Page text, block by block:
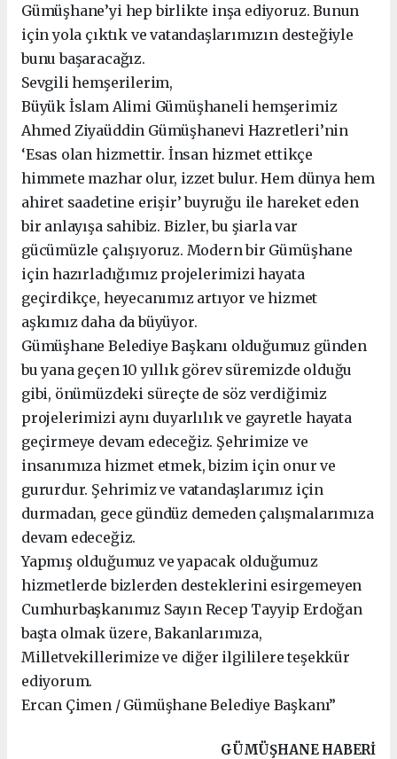
Gümüşhane’yi hep birlikte inşa ediyoruz. Bunun
için yola çıktık ve vatandaşlarımızın desteğiyle
bunu başaracağız.
Sevgili hemşerilerim,
Büyük İslam Alimi Gümüşhaneli hemşerimiz
Ahmed Ziyaüddin Gümüşhanevi Hazretleri’nin
‘Esas olan hizmettir. İnsan hizmet ettikçe
himmete mazhar olur, izzet bulur. Hem dünya hem
ahiret saadetine erişir’ buyruğu ile hareket eden
bir anlayışa sahibiz. Bizler, bu şiarla var
gücümüzle çalışıyoruz. Modern bir Gümüşhane
için hazırladığımız projelerimizi hayata
geçirdikçe, heyecanımız artıyor ve hizmet
aşkımız daha da büyüyor.
Gümüşhane Belediye Başkanı olduğumuz günden
bu yana geçen 10 yıllık görev süremizde olduğu
gibi, önümüzdeki süreçte de söz verdiğimiz
projelerimizi aynı duyarlılık ve gayretle hayata
geçirmeye devam edeceğiz. Şehrimize ve
insanımıza hizmet etmek, bizim için onur ve
gururdur. Şehrimiz ve vatandaşlarımız için
durmadan, gece gündüz demeden çalışmalarımıza
devam edeceğiz.
Yapmış olduğumuz ve yapacak olduğumuz
hizmetlerde bizlerden desteklerini esirgemeyen
Cumhurbaşkanımız Sayın Recep Tayyip Erdoğan
başta olmak üzere, Bakanlarımıza,
Milletvekillerimize ve diğer ilgililere teşekkür
ediyorum.
Ercan Çimen / Gümüşhane Belediye Başkanı”
GÜMÜŞHANE HABERİ